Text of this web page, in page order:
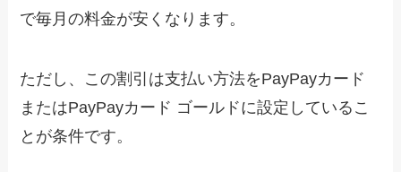
で毎月の料金が安くなります。
ただし、この割引は支払い方法をPayPayカード
またはPayPayカード ゴールドに設定しているこ
とが条件です。